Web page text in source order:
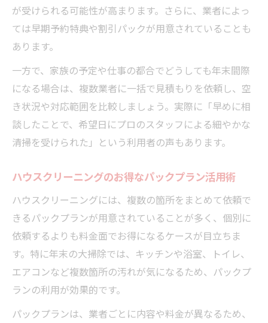
が受けられる可能性が高まります。さらに、業者によっ
ては早期予約特典や割引パックが用意されていることも
あります。
一方で、家族の予定や仕事の都合でどうしても年末間際
になる場合は、複数業者に一括で見積もりを依頼し、空
き状況や対応範囲を比較しましょう。実際に「早めに相
談したことで、希望日にプロのスタッフによる細やかな
清掃を受けられた」という利用者の声もあります。
ハウスクリーニングのお得なパックプラン活用術
ハウスクリーニングには、複数の箇所をまとめて依頼で
きるパックプランが用意されていることが多く、個別に
依頼するよりも料金面でお得になるケースが目立ちま
す。特に年末の大掃除では、キッチンや浴室、トイレ、
エアコンなど複数箇所の汚れが気になるため、パックプ
ランの利用が効果的です。
パックプランは、業者ごとに内容や料金が異なるため、